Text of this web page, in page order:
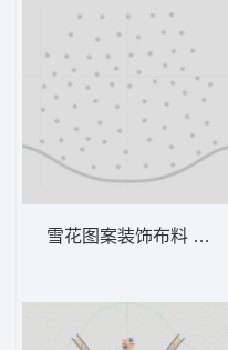
雪花图案装饰布料 汉服